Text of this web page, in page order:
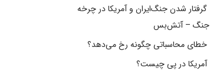
گرفتار شدن جنگ‌ایران و آمریکا در چرخه
جنگ – آتش‌بس
خطای محاسباتی چگونه رخ می‌دهد؟
آمریکا در پی چیست؟